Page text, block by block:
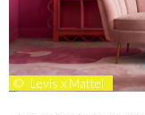
© Levis x Mattel